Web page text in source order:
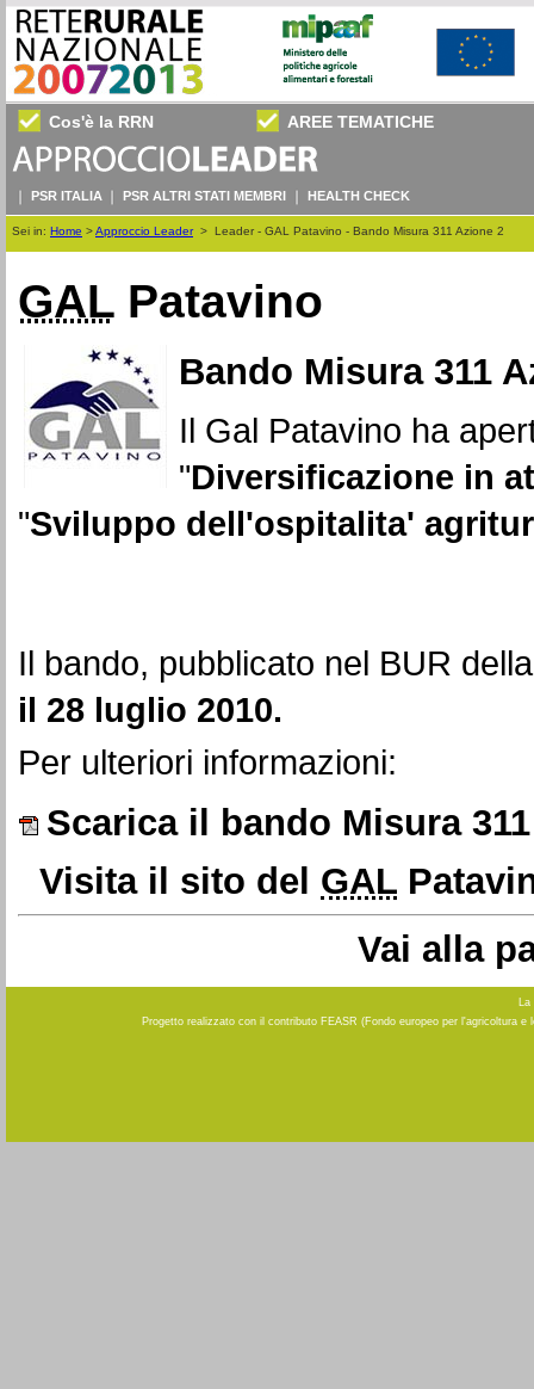
Cos'è la RRN AREE TEMATICHE
PSR ITALIA PSR ALTRI STATI MEMBRI HEALTH CHECK
Sei in: Home >Approccio Leader> Leader - GAL Patavino - Bando Misura 311 Azione 2
GAL Patavino
Bando Misura 311
Il Gal Patavino ha
"Diversificazione in
"Sviluppo dell'ospitalita'
Il bando, pubblicato nel BUR
il 28 luglio 2010.
Per ulteriori informazioni:
Scarica il bando Misura
Visita il sito del GAL
Vai alla
La
Progetto realizzato con il contributo FEASR (Fondo europeo per l'agricoltura